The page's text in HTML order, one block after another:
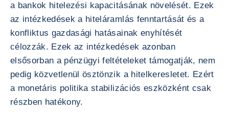
a bankok hitelezési kapacitásának növelését. Ezek
az intézkedések a hiteláramlás fenntartását és a
konfliktus gazdasági hatásainak enyhítését
célozzák. Ezek az intézkedések azonban
elsősorban a pénzügyi feltételeket támogatják, nem
pedig közvetlenül ösztönzik a hitelkeresletet. Ezért
a monetáris politika stabilizációs eszközként csak
részben hatékony.